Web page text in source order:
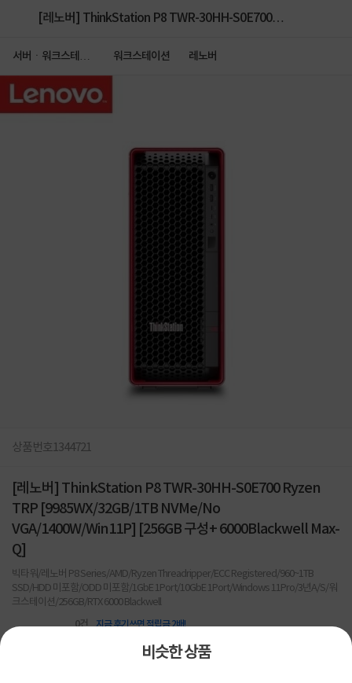
[레노버] ThinkStation P8 TWR-30HH-S0E700
VGA/1400W/Win11P] [256GB 구성+ 6000Blackwell
Max-Q]
서버ㆍ워크스테이
워크스테이션 레노버
비슷한 상품
상품번호1344721
[레노버] ThinkStation P8 TWR-30HH-S0E700 Ryzen
TRP [9985WX/32GB/1TB NVMe/No
VGA/1400W/Win11P] [256GB 구성+ 6000Blackwell Max-
Q]
빅타워/레노버 P8 Series/AMD/Ryzen Threadripper/ECC Registered/960~1TB
SSD/HDD 미포함/ODD 미포함/1GbE 1Port/10GbE 1Port/Windows 11Pro/3년A/S/워
크스테이션/256GB/RTX 6000 Blackwell
0건 지금 후기쓰면 적립금 2배!